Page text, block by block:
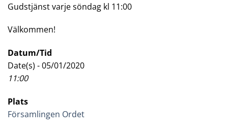
Gudstjänst varje söndag kl 11:00
Välkommen!
Datum/Tid
Date(s) - 05/01/2020
11:00
Plats
Församlingen Ordet